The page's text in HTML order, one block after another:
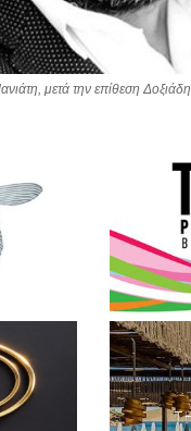
μετά την επίθεση Δοξιάδη